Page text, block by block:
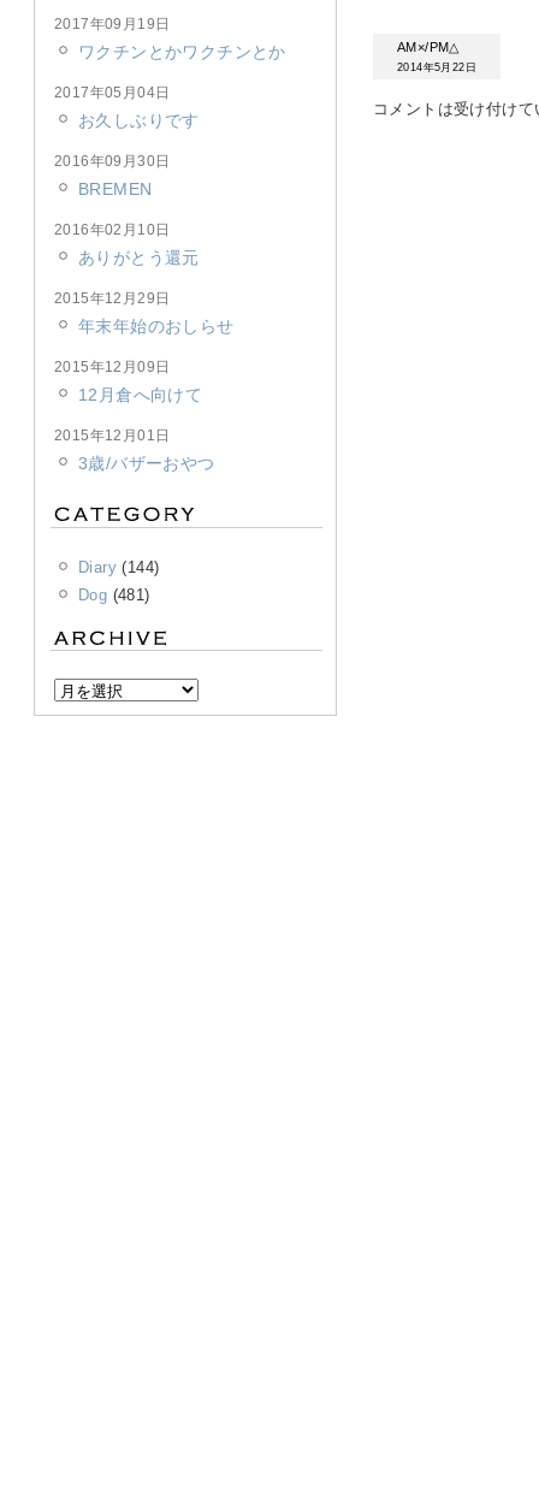
AM×/PM△
2014年5月22日
コメントは受け付け
2017年09月19日
ワクチンとかワクチンとか
2017年05月04日
お久しぶりです
2016年09月30日
BREMEN
2016年02月10日
ありがとう還元
2015年12月29日
年末年始のおしらせ
2015年12月09日
12月倉へ向けて
2015年12月01日
3歳/バザーおやつ
Diary(144)
Dog (481)